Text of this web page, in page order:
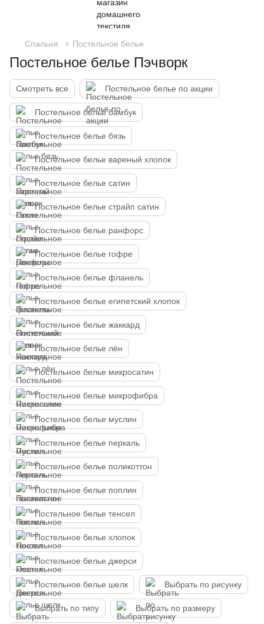
Спальня ⭐ Постельное белье
Постельное белье Пэчворк
Смотреть все Постельное белье по акции
Постельное белье бамбук
Постельное белье бязь
Постельное белье вареный хлопок
Постельное белье сатин
Постельное белье страйп сатин
Постельное белье ранфорс
Постельное белье гофре
Постельное белье фланель
Постельное белье египетский хлопок
Постельное белье жаккард
Постельное белье лён
Постельное белье микросатин
Постельное белье микрофибра
Постельное белье муслин
Постельное белье перкаль
Постельное белье поликоттон
Постельное белье поплин
Постельное белье тенсел
Постельное белье хлопок
Постельное белье джерси
Постельное белье шелк Выбрать по рисунку
Выбрать по типу Выбрать по размеру